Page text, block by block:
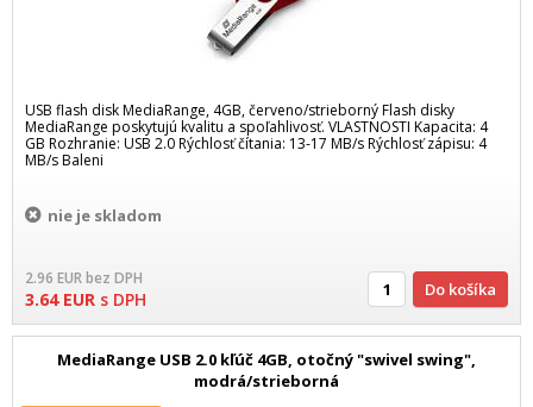
USB flash disk MediaRange, 4GB, červeno/strieborný Flash disky
MediaRange poskytujú kvalitu a spoľahlivosť. VLASTNOSTI Kapacita: 4
GB Rozhranie: USB 2.0 Rýchlosť čítania: 13-17 MB/s Rýchlosť zápisu: 4
MB/s Baleni
nie je skladom
2.96 EURbez DPH
3.64EUR s DPH Do košíka
MediaRange USB 2.0 kľúč 4GB, otočný "swivel swing",
modrá/strieborná